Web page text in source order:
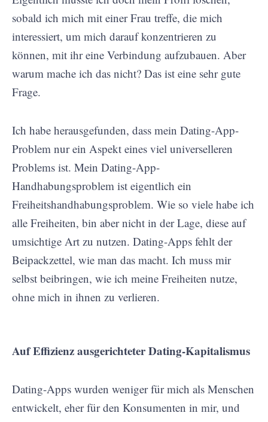
sobald ich mich mit einer Frau treffe, die mich
interessiert, um mich darauf konzentrieren zu
können, mit ihr eine Verbindung aufzubauen. Aber
warum mache ich das nicht? Das ist eine sehr gute
Frage.
Ich habe herausgefunden, dass mein Dating-App-
Problem nur ein Aspekt eines viel universelleren
Problems ist. Mein Dating-App-
Handhabungsproblem ist eigentlich ein
Freiheitshandhabungsproblem. Wie so viele habe ich
alle Freiheiten, bin aber nicht in der Lage, diese auf
umsichtige Art zu nutzen. Dating-Apps fehlt der
Beipackzettel, wie man das macht. Ich muss mir
selbst beibringen, wie ich meine Freiheiten nutze,
ohne mich in ihnen zu verlieren.
Auf Effizienz ausgerichteter Dating-Kapitalismus
Dating-Apps wurden weniger für mich als Menschen
entwickelt, eher für den Konsumenten in mir, und